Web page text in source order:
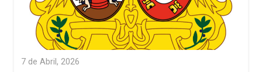
7 de Abril, 2026